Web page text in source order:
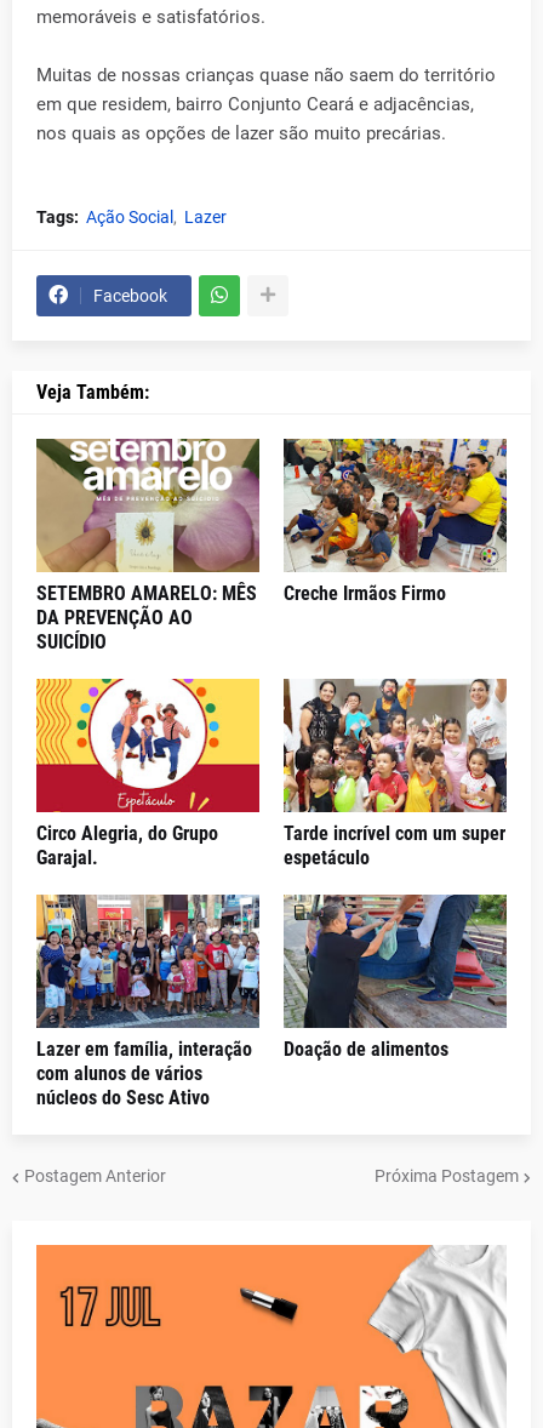
memoráveis e satisfatórios.
Muitas de nossas crianças quase não saem do território
em que residem, bairro Conjunto Ceará e adjacências,
nos quais as opções de lazer são muito precárias.
Tags: Ação Social Lazer
Facebook
Veja Também:
SETEMBRO AMARELO: MÊS
DA PREVENÇÃO AO
SUICÍDIO
Creche Irmãos Firmo
Circo Alegria, do Grupo
Garajal.
Tarde incrível com um super
espetáculo
Lazer em família, interação
com alunos de vários
núcleos do Sesc Ativo
Doação de alimentos
Postagem Anterior Próxima Postagem